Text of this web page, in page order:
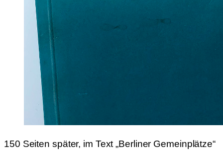
150 Seiten später, im Text „Berliner Gemeinplätze“